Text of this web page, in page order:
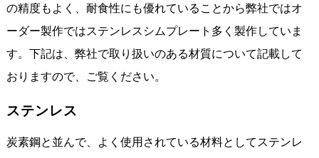
の精度もよく、耐食性にも優れていることから弊社ではオ
ーダー製作ではステンレスシムプレート多く製作していま
す。下記は、弊社で取り扱いのある材質について記載して
おりますので、ご覧ください。
ステンレス
炭素鋼と並んで、よく使用されている材料としてステンレ